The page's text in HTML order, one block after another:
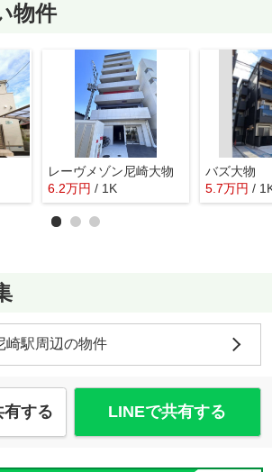
物件
レーヴメゾン尼崎大物
6.2万円 / 1K
バズ大物
5.7万円 /
崎駅周辺の物件
有する LINEで共有する